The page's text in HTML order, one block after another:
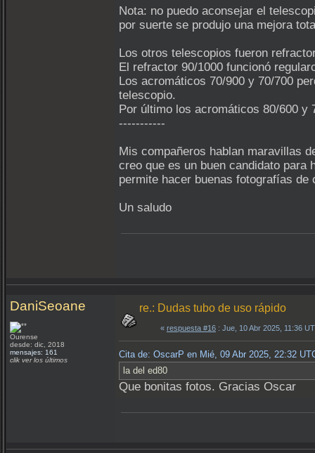
Nota: no puedo aconsejar el
por suerte se produjo una mejora
Los otros telescopios fueron
El refractor 90/1000 funcionó
Los acromáticos 70/900 y 70/700
telescopio.
Por último los acromáticos 80/600 y
-----------
Mis compañeros hablan maravillas
creo que es un buen candidato para
permite hacer buenas fotografías
Un saludo
DaniSeoane
Ourense
desde: dic, 2018
mensajes: 161
clik ver los últimos
re.: Dudas tubo de uso rápido
« respuesta #16 : Jue, 10 Abr 2025, 11:36
Cita de: OscarP en Mié, 09 Abr 2025, 22:32
la del ed80
Que bonitas fotos. Gracias Oscar